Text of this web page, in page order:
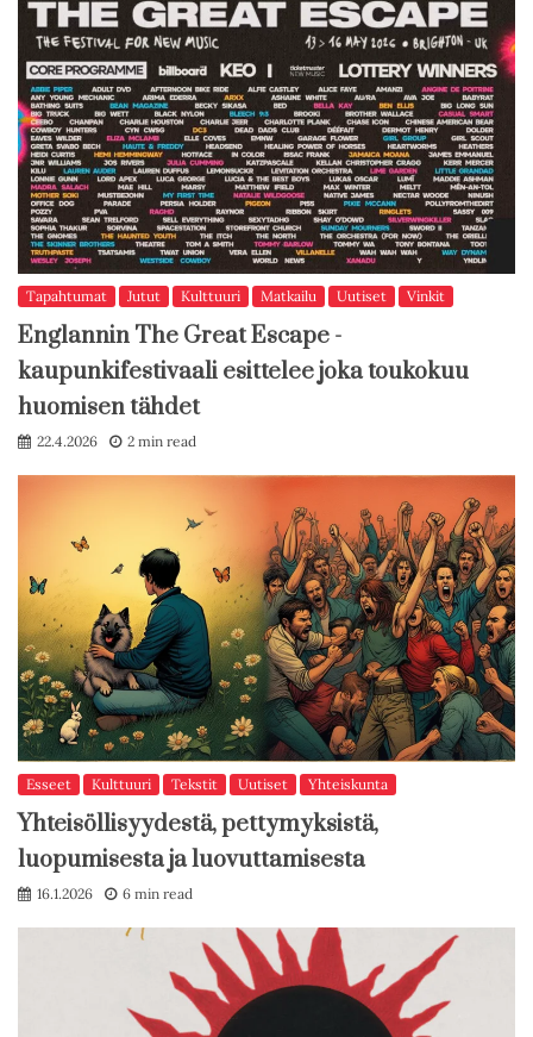
Tapahtumat Jutut Kulttuuri Matkailu Uutiset Vinkit
Englannin The Great Escape -
kaupunkifestivaali esittelee joka toukokuu
huomisen tähdet
22.4.2026 2 min read
Esseet Kulttuuri Tekstit Uutiset Yhteiskunta
Yhteisöllisyydestä, pettymyksistä,
luopumisesta ja luovuttamisesta
16.1.2026 6 min read